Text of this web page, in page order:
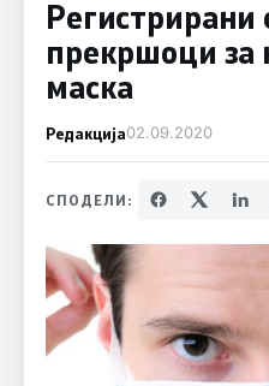
Регистрирани
прекршоци за
маска
Редакција02.09.2020
СПОДЕЛИ: